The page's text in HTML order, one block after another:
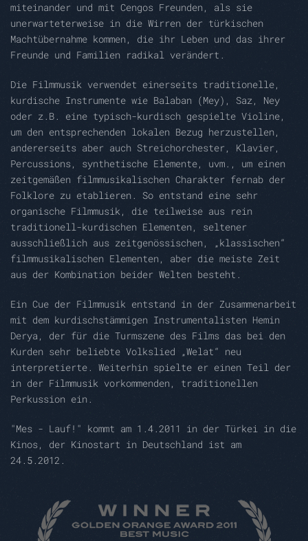
miteinander und mit Cengos Freunden, als sie
unerwarteterweise in die Wirren der türkischen
Machtübernahme kommen, die ihr Leben und das ihrer
Freunde und Familien radikal verändert.
Die Filmmusik verwendet einerseits traditionelle,
kurdische Instrumente wie Balaban (Mey), Saz, Ney
oder z.B. eine typisch-kurdisch gespielte Violine,
um den entsprechenden lokalen Bezug herzustellen,
andererseits aber auch Streichorchester, Klavier,
Percussions, synthetische Elemente, uvm., um einen
zeitgemäßen filmmusikalischen Charakter fernab der
Folklore zu etablieren. So entstand eine sehr
organische Filmmusik, die teilweise aus rein
traditionell-kurdischen Elementen, seltener
ausschließlich aus zeitgenössischen, „klassischen“
filmmusikalischen Elementen, aber die meiste Zeit
aus der Kombination beider Welten besteht.
Ein Cue der Filmmusik entstand in der Zusammenarbeit
mit dem kurdischstämmigen Instrumentalisten Hemin
Derya, der für die Turmszene des Films das bei den
Kurden sehr beliebte Volkslied „Welat“ neu
interpretierte. Weiterhin spielte er einen Teil der
in der Filmmusik vorkommenden, traditionellen
Perkussion ein.
"Mes - Lauf!" kommt am 1.4.2011 in der Türkei in die
Kinos, der Kinostart in Deutschland ist am
24.5.2012.